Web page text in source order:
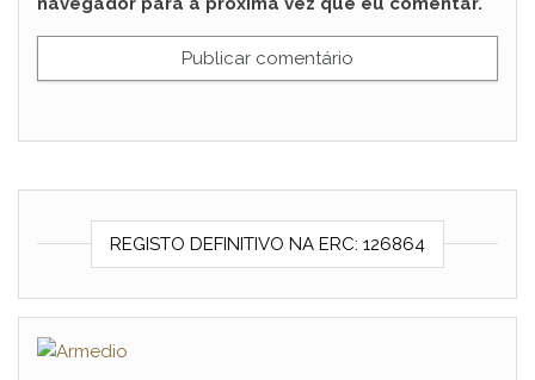
REGISTO DEFINITIVO NA ERC: 126864